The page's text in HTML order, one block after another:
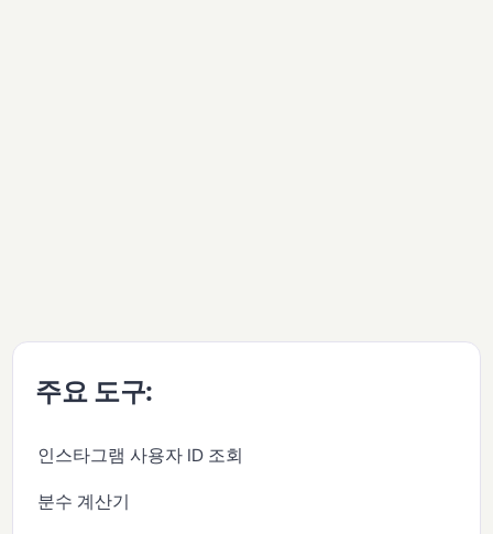
주요 도구:
인스타그램 사용자 ID 조회
분수 계산기